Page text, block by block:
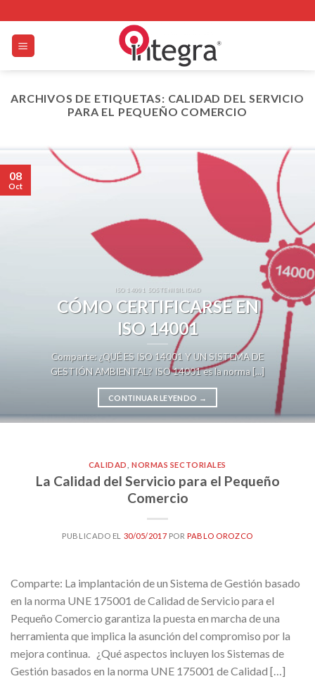
to
content
ARCHIVOS DE ETIQUETAS: CALIDAD DEL SERVICIO
PARA EL PEQUEÑO COMERCIO
ISO 14001 SOSTENIBILIDAD
CÓMO CERTIFICARSE EN
ISO 14001
Comparte: ¿QUÉ ES ISO 14001 Y UN SISTEMA DE
GESTIÓN AMBIENTAL? ISO 14001 es la norma [...]
CONTINUAR LEYENDO →
08
Oct
CALIDAD NORMAS SECTORIALES
La Calidad del Servicio para el Pequeño
Comercio
PUBLICADO EL 30/05/2017 POR PABLO OROZCO
Comparte: La implantación de un Sistema de Gestión basado
en la norma UNE 175001 de Calidad de Servicio para el
Pequeño Comercio garantiza la puesta en marcha de una
herramienta que implica la asunción del compromiso por la
mejora continua. ¿Qué aspectos incluyen los Sistemas de
Gestión basados en la norma UNE 175001 de Calidad […]